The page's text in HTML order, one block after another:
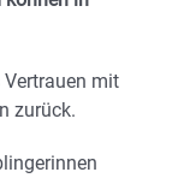
mit
zurück.